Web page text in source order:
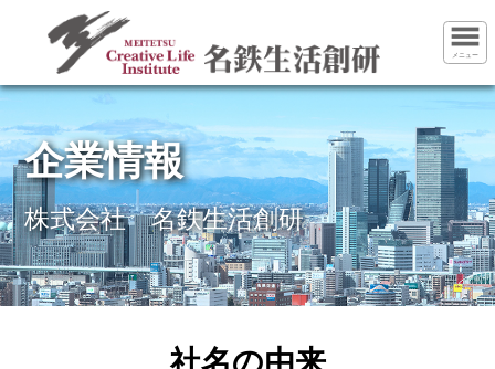
メニュー
企業情報
株式会社 名鉄生活創研